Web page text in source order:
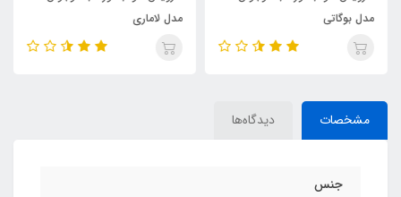
مدل بوگاتی
مدل لاماری
مشخصات دیدگاه‌ها
جنس